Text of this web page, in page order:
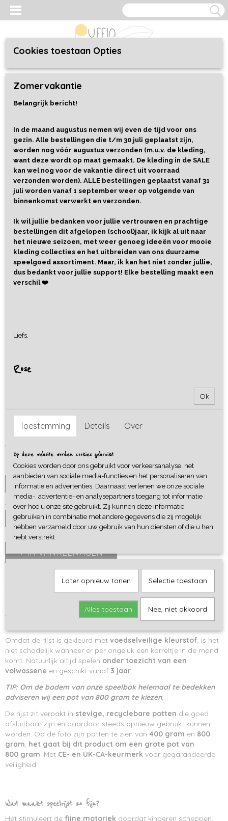
Speelrijst - Sinterklaas Mix -
800 gram
€ 11,50
Cadeaupapier
Aantal
IN WINKELWAGEN
Omschrijving
Deze speelrijst zorgt meteen voor een vrolijke en opvallende
speelervaring! De tinten trekken de aandacht en nodigt kinderen
Omdat de rijst is gekleurd met voedselveilige kleurstof, is het
niet schadelijk wanneer er per ongeluk een korreltje in de mond
komt. Natuurlijk altijd spelen onder toezicht van een
volwassene en geschikt vanaf 3 jaar.
TIP: Om de bodem van onze speelbak helemaal te bedekken
adviseren wij een pot van 800 gram te kiezen.
De rijst zit verpakt in stevige, recyclebare potten die goed
afsluitbaar zijn en daardoor steeds opnieuw gebruikt kunnen
worden. Op de foto zijn potten te zien van 400 gram en 800
gram, het gaat bij dit product om een grote pot van
800 gram. Met CE- en UK-CA-keurmerk voor gegarandeerde
veiligheid.
Wat maakt speelrijst zo fijn?
Het stimuleert de fijne motoriek doordat kinderen scheppen,
Cookies toestaan Opties
Zomervakantie
Belangrijk bericht!
In de maand augustus nemen wij even de tijd voor ons
gezin. Alle bestellingen die t/m 30 juli geplaatst zijn,
worden nog vóór augustus verzonden (m.u.v. de kleding,
want deze wordt op maat gemaakt. De kleding in de SALE
kan wel nog voor de vakantie direct uit voorraad
verzonden worden). ALLE bestellingen geplaatst vanaf 31
juli worden vanaf 1 september weer op volgende van
binnenkomst verwerkt en verzonden.
Ik wil jullie bedanken voor jullie vertrouwen en prachtige
bestellingen dit afgelopen (school)jaar, ik kijk al uit naar
het nieuwe seizoen, met weer genoeg ideeën voor mooie
kleding collecties en het uitbreiden van ons duurzame
speelgoed assortiment. Maar, ik kan het niet zonder jullie,
dus bedankt voor jullie support! Elke bestelling maakt een
verschil ❤️
Liefs,
Rose
Ok
Toestemming Details Over
Op deze website worden cookies gebruikt
Cookies worden door ons gebruikt voor verkeersanalyse, het
aanbieden van sociale media-functies en het personaliseren van
informatie en advertenties. Daarnaast verlenen we onze sociale
media-, advertentie- en analysepartners toegang tot informatie
over hoe u onze site gebruikt. Zij kunnen deze informatie
gebruiken in combinatie met andere gegevens die zij mogelijk
hebben verzameld door uw gebruik van hun diensten of die u hen
hebt verstrekt.
Later opnieuw tonen Selectie toestaan
Alles toestaan Nee, niet akkoord